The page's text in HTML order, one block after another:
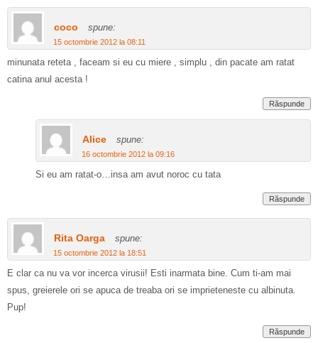
coco spune:
15 octombrie 2012 la 08:11
minunata reteta , faceam si eu cu miere , simplu , din pacate am ratat
catina anul acesta !
Răspunde
Alice spune:
16 octombrie 2012 la 09:16
Si eu am ratat-o…insa am avut noroc cu tata
Răspunde
Rita Oarga spune:
15 octombrie 2012 la 18:51
E clar ca nu va vor incerca virusii! Esti inarmata bine. Cum ti-am mai
spus, greierele ori se apuca de treaba ori se imprieteneste cu albinuta.
Pup!
Răspunde